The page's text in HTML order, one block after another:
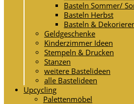
Basteln Sommer/
Basteln Herbst
Basteln &
Geldgeschenke
Kinderzimmer Ideen
Stempeln & Drucken
Stanzen
weitere Bastelideen
alle Bastelideen
Upcycling
Palettenmöbel